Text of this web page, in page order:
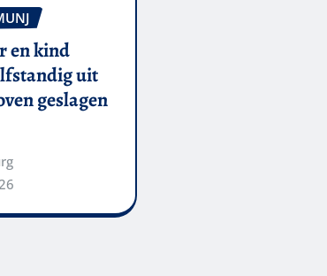
en kind
uit
geslagen